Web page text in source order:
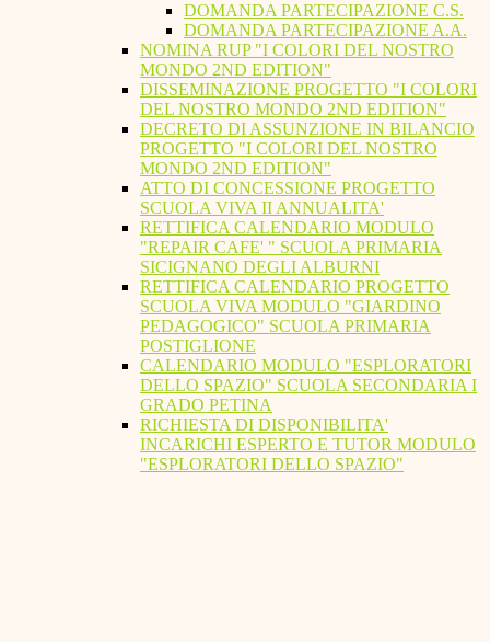
DOMANDA PARTECIPAZIONE C.S.
DOMANDA PARTECIPAZIONE A.A.
NOMINA RUP "I COLORI DEL NOSTRO
MONDO 2ND EDITION"
DISSEMINAZIONE PROGETTO "I COLORI
DEL NOSTRO MONDO 2ND EDITION"
DECRETO DI ASSUNZIONE IN BILANCIO
PROGETTO "I COLORI DEL NOSTRO
MONDO 2ND EDITION"
ATTO DI CONCESSIONE PROGETTO
SCUOLA VIVA II ANNUALITA'
RETTIFICA CALENDARIO MODULO
"REPAIR CAFE' " SCUOLA PRIMARIA
SICIGNANO DEGLI ALBURNI
RETTIFICA CALENDARIO PROGETTO
SCUOLA VIVA MODULO "GIARDINO
PEDAGOGICO" SCUOLA PRIMARIA
POSTIGLIONE
CALENDARIO MODULO "ESPLORATORI
DELLO SPAZIO" SCUOLA SECONDARIA I
GRADO PETINA
RICHIESTA DI DISPONIBILITA'
INCARICHI ESPERTO E TUTOR MODULO
"ESPLORATORI DELLO SPAZIO"